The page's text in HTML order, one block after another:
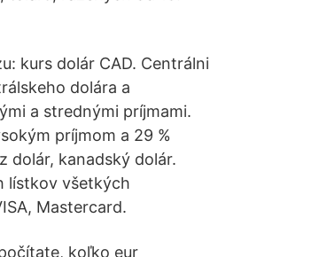
kurs dolár CAD. Centrálni
dolára a
a strednými príjmami.
príjmom a 29 %
dolár, kanadský dolár.
lístkov všetkých
Mastercard.
koľko eur